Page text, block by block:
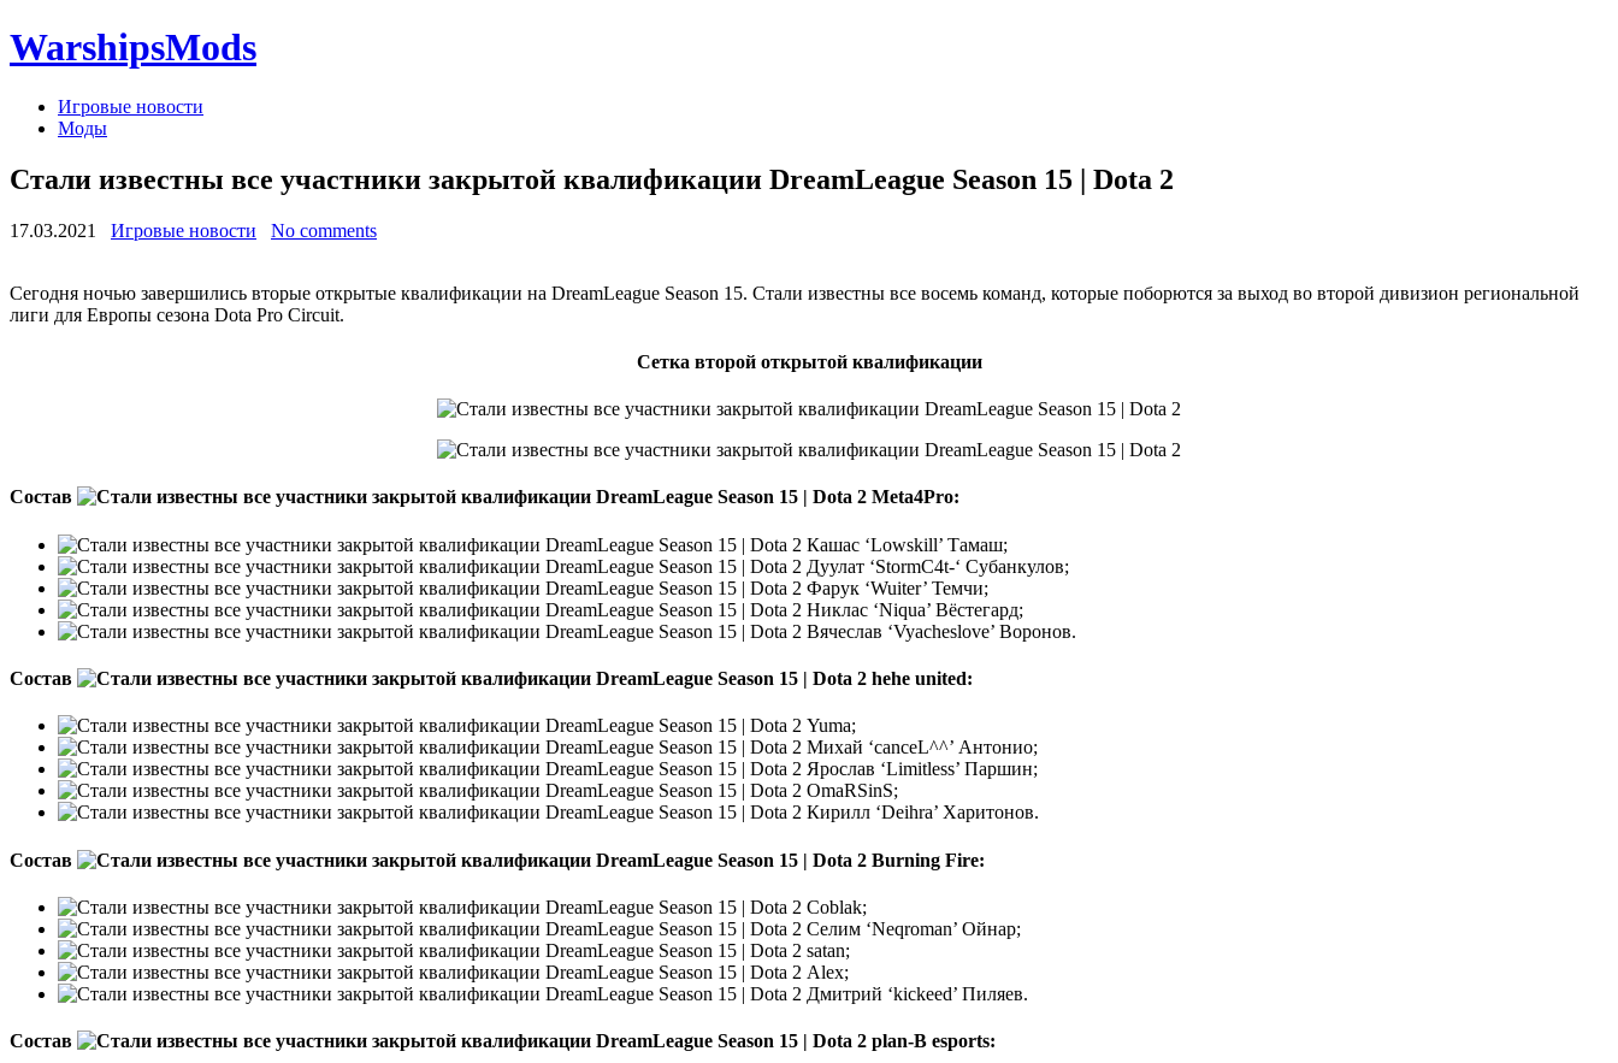
WarshipsMods
Игровые новости
Моды
Стали известны все участники закрытой квалификации DreamLeague Season 15 | Dota 2
17.03.2021 Игровые новости No comments
Сегодня ночью завершились вторые открытые квалификации на DreamLeague Season 15. Стали известны все восемь команд, которые поборются за выход во второй дивизион региональной
лиги для Европы сезона Dota Pro Circuit.
Сетка второй открытой квалификации
Состав Meta4Pro:
Кашас ‘Lowskill’ Тамаш;
Дуулат ‘StormC4t-‘ Субанкулов;
Фарук ‘Wuiter’ Темчи;
Никлас ‘Niqua’ Вёстегард;
Вячеслав ‘Vyacheslove’ Воронов.
Состав hehe united:
Yuma;
Михай ‘canceL^^’ Антонио;
Ярослав ‘Limitless’ Паршин;
OmaRSinS;
Кирилл ‘Deihra’ Харитонов.
Состав Burning Fire:
Coblak;
Селим ‘Neqroman’ Ойнар;
satan;
Alex;
Дмитрий ‘kickeed’ Пиляев.
Состав plan-B esports: